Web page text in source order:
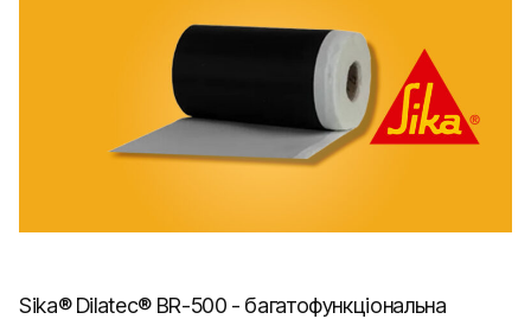
Sika® Dilatec® BR-500 - багатофункціональна